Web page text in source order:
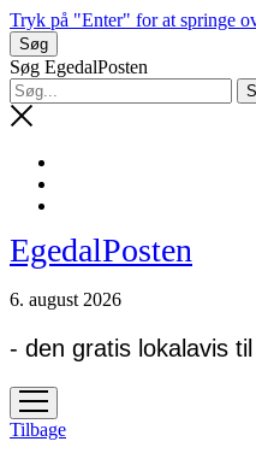
Tryk på "Enter" for at springe
Søg
Søg EgedalPosten
EgedalPosten
6. august 2026
- den gratis lokalavis til
open
menu
Tilbage